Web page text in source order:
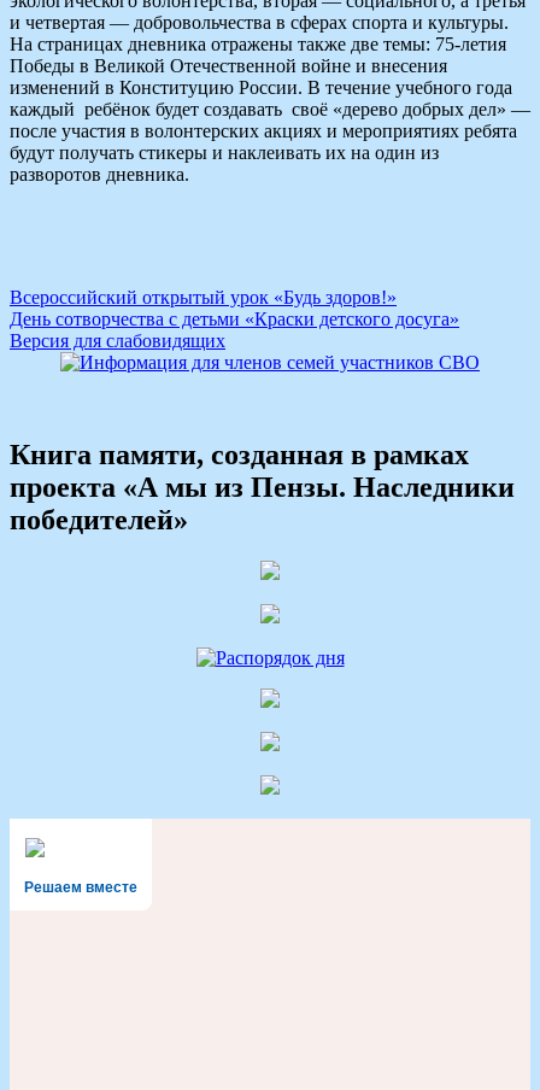
и четвертая — добровольчества в сферах спорта и культуры.
На страницах дневника отражены также две темы: 75-летия
Победы в Великой Отечественной войне и внесения
изменений в Конституцию России. В течение учебного года
каждый ребёнок будет создавать своё «дерево добрых дел» —
после участия в волонтерских акциях и мероприятиях ребята
будут получать стикеры и наклеивать их на один из
разворотов дневника.
Навигация
по
записям
Всероссийский открытый урок «Будь здоров!»
День сотворчества с детьми «Краски детского досуга»
Версия для слабовидящих
Книга памяти, созданная в рамках
проекта «А мы из Пензы. Наследники
победителей»
Решаем вместе